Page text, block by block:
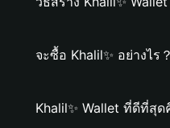
จะซื้อ Khalil✨ อย่างไร？
Khalil✨ Wallet ที่ดีที่สุด